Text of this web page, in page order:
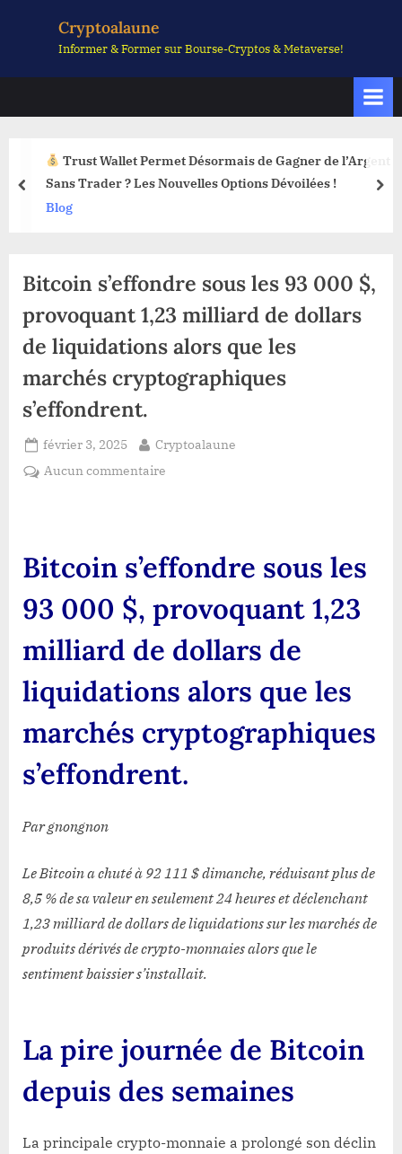
Cryptoalaune
Informer & Former sur Bourse-Cryptos & Metaverse!
Trust Wallet Permet Désormais de Gagner de l’Argent
Sans Trader ? Les Nouvelles Options Dévoilées !
Blog
prev
Bitcoin s’effondre sous les 93 000 $,
provoquant 1,23 milliard de dollars
de liquidations alors que les
marchés cryptographiques
s’effondrent.
Posted
on
février 3, 2025 By
Cryptoalaune
Aucun commentaire
les
93
$,
provoquant
1,23
milliard
de
de
alors
s’effondrent.
Bitcoin s’effondre sous les
93 000 $, provoquant 1,23
milliard de dollars de
liquidations alors que les
marchés cryptographiques
s’effondrent.
Par gnongnon
Le Bitcoin a chuté à 92 111 $ dimanche, réduisant plus de
8,5 % de sa valeur en seulement 24 heures et déclenchant
1,23 milliard de dollars de liquidations sur les marchés de
produits dérivés de crypto-monnaies alors que le
sentiment baissier s’installait.
La pire journée de Bitcoin
depuis des semaines
La principale crypto-monnaie a prolongé son déclin